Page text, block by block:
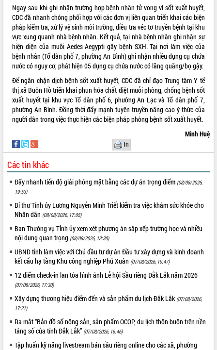
Lễ truy tặng danh hiệu “Bà Mẹ Việt
Nam Anh hùng” và trao Huân chương
Lao động
UBND tỉnh Đắk Lắk triển khai nhiệm
vụ 6 tháng cuối năm 2026
Kỳ họp thứ Hai, Hội đồng nhân dân
tỉnh khóa XI quyết nghị nhiều nội dung
quan trọng
Bí thư Tỉnh ủy Lương Nguyễn Minh
Triết thăm, tặng quà người có công với
cách mạng
Rà soát, hoàn thiện hệ thống thiết chế
phát triển mới
Thường trực HĐND tỉnh Đắk Lắk gặp
mặt Đoàn chuyên gia y tế TP. Hồ Chí
Minh
Lễ truy điệu và an táng hài cốt liệt sĩ
tại Nghĩa trang Liệt sĩ xã Sơn Hòa
Bàn giải pháp tháo gỡ khó khăn trong
xuất khẩu sầu riêng và triển khai quy
định EUDR
Thứ trưởng Bộ Nông nghiệp và Môi
trường Nguyễn Hoàng Hiệp khảo sát
vùng trồng và doanh nghiệp đóng gói
sầu riêng tại Đắk Lắk
Trình diễn nghệ thuật chế biến các
món ăn từ sầu riêng
Đắk Lắk công bố Quy hoạch và xúc
tiến đầu tư tỉnh
Ngành cá ngừ Đắk Lắk chủ động thích
ứng để giữ vững thị trường xuất khẩu
Diễn đàn Kinh tế tư nhân Việt Nam đột
ALBUM ẢNH
THỐNG KÊ TRUY CẬP
Hôm nay:
Tất cả: 66096274
Ngay sau khi ghi nhận trường hợp bệnh nhân tử vong vì sốt xuất huyết,
CDC đã nhanh chóng phối hợp với các đơn vị liên quan triển khai các biện
pháp kiểm tra, xử lý vệ sinh môi trường, điều tra véc tơ truyền bệnh tại khu
vực xung quanh nhà bệnh nhân. Kết quả, tại nhà bệnh nhân ghi nhận sự
hiện diện của muỗi Aedes Aegypti gây bệnh SXH. Tại nơi làm việc của
bệnh nhân (Tổ dân phố 7, phường An Bình) ghi nhận nhiều dụng cụ chứa
nước có nguy cơ, phát hiện 05 dụng cụ chứa nước có lăng quăng/bọ gậy.
Để ngăn chặn dịch bệnh sốt xuất huyết, CDC đã chỉ đạo Trung tâm Y tế
thị xã Buôn Hồ triển khai phun hóa chất diệt muỗi phòng, chống bệnh sốt
xuất huyết tại khu vực Tổ dân phố 6, phường An Lạc và Tổ dân phố 7,
phường An Bình. Đồng thời đẩy mạnh tuyên truyền nâng cao ý thức của
người dân trong việc thực hiện các biện pháp phòng bệnh sốt xuất huyết.
Minh Huệ
In
Các tin khác
Đẩy nhanh tiến độ giải phóng mặt bằng các dự án trọng điểm (08/08/2026,
19:53)
Bí thư Tỉnh ủy Lương Nguyễn Minh Triết kiểm tra việc khám sức khỏe cho
Nhân dân (08/08/2026, 17:05)
Ban Thường vụ Tỉnh ủy xem xét phương án sắp xếp trường học và nhiều
nội dung quan trọng (08/08/2026, 13:30)
UBND tỉnh làm việc với Chủ đầu tư dự án Đầu tư xây dựng và kinh doanh
kết cấu hạ tầng Khu công nghiệp Phú Xuân (07/08/2026, 19:47)
12 điểm check-in lan tỏa hình ảnh Lễ hội Sầu riêng Đắk Lắk năm 2026
(07/08/2026, 17:30)
Xây dựng thương hiệu điểm đến và sản phẩm du lịch Đắk Lắk (07/08/2026,
17:21)
Ra mắt “Bản đồ số nông sản, sản phẩm OCOP, du lịch thôn buôn trên nền
tảng số của tỉnh Đắk Lắk” (07/08/2026, 16:46)
Tập huấn kỹ năng livestream bán sầu riêng online cho các xã, phường